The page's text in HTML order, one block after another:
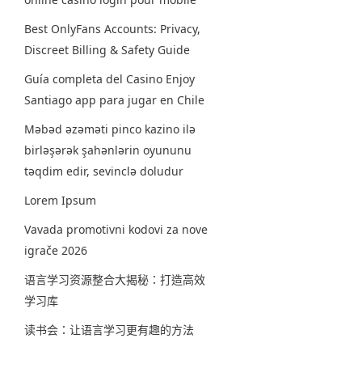
Best OnlyFans Accounts: Privacy,
Discreet Billing & Safety Guide
Guía completa del Casino Enjoy
Santiago app para jugar en Chile
Məbəd əzəməti pinco kazino ilə
birləşərək şahənlərin oyununu
təqdim edir, sevinclə doludur
Lorem Ipsum
Vavada promotivni kodovi za nove
igrače 2026
语言学习资源整合大揭秘：打造高效
学习库
读书会：让语言学习更有趣的方法